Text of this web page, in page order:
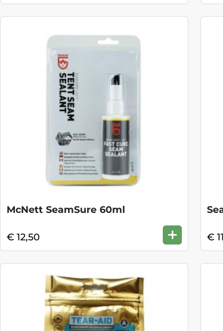
McNett SeamSure 60ml
€ 12,50 + €